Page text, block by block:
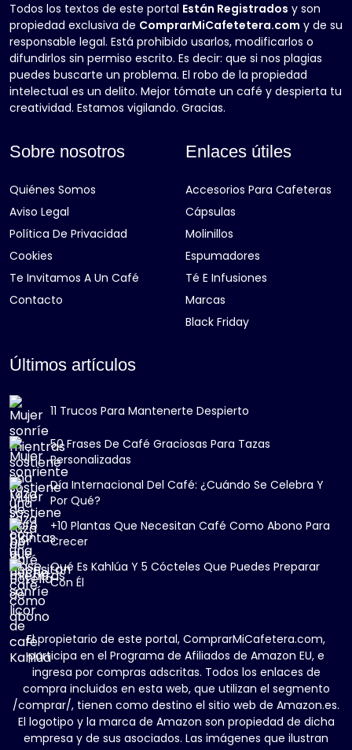
Todos los textos de este portal Están Registrados y son
propiedad exclusiva de ComprarMiCafetetera.com y de su
responsable legal. Está prohibido usarlos, modificarlos o
difundirlos sin permiso escrito. Es decir: que si nos plagias
puedes buscarte un problema. El robo de la propiedad
intelectual es un delito. Mejor tómate un café y despierta tu
creatividad. Estamos vigilando. Gracias.
Sobre nosotros
Quiénes Somos
Aviso Legal
Política De Privacidad
Cookies
Te Invitamos A Un Café
Contacto
Enlaces útiles
Accesorios Para Cafeteras
Cápsulas
Molinillos
Espumadores
Té E Infusiones
Marcas
Black Friday
Últimos artículos
11 Trucos Para Mantenerte Despierto
50 Frases De Café Graciosas Para Tazas
Personalizadas
Día Internacional Del Café: ¿Cuándo Se Celebra Y
Por Qué?
+10 Plantas Que Necesitan Café Como Abono Para
Crecer
Qué Es Kahlúa Y 5 Cócteles Que Puedes Preparar
Con Él
El propietario de este portal, ComprarMiCafetera.com,
participa en el Programa de Afiliados de Amazon EU, e
ingresa por compras adscritas. Todos los enlaces de
compra incluidos en esta web, que utilizan el segmento
/comprar/, tienen como destino el sitio web de Amazon.es.
El logotipo y la marca de Amazon son propiedad de dicha
empresa y de sus asociados. Las imágenes que ilustran